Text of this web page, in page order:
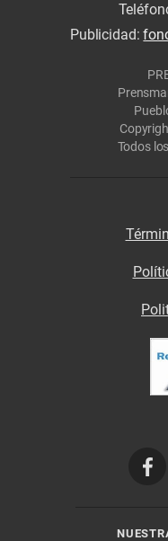
Publicidad:
Todos